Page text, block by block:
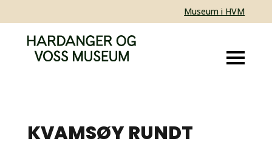
Museum i HVM
KVAMSØY RUNDT